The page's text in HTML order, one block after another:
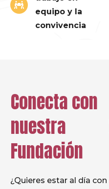
equipo y la
convivencia
Conecta con
nuestra
Fundación
¿Quieres estar al día con